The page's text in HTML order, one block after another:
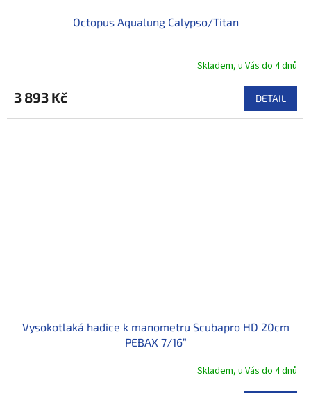
Octopus Aqualung Calypso/Titan
Skladem, u Vás do 4 dnů
3 893 Kč DETAIL
Vysokotlaká hadice k manometru Scubapro HD 20cm
PEBAX 7/16”
Skladem, u Vás do 4 dnů